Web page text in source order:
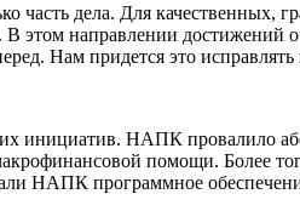
дела. Для качественных,
этом направлении
Нам придется это
инициатив. НАПК провалило
помощи. Более
НАПК программное